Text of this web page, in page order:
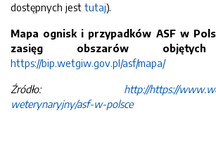
dostępnych jest tutaj).
Mapa ognisk i przypadków ASF w
zasięg obszarów objętych
https://bip.wetgiw.gov.pl/asf/mapa/
Źródło: http://https://
weterynaryjny/asf-w-polsce